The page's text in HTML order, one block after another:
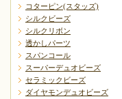
コターピン(スタッズ)
シルクビーズ
シルクリボン
透かしパーツ
スパンコール
スーパーデュオビーズ
セラミックビーズ
ダイヤモンデュオビーズ